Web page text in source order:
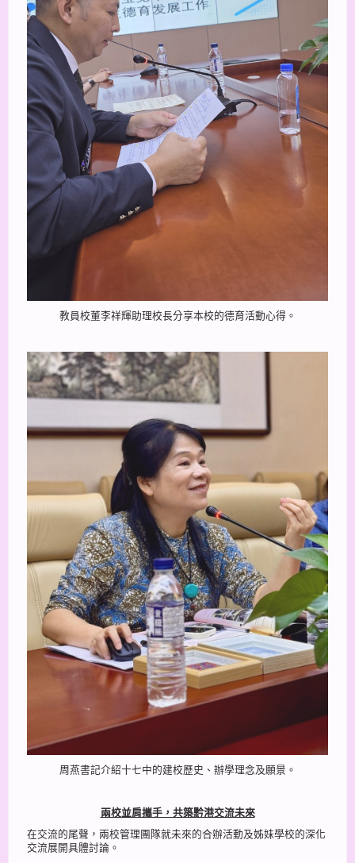
教員校董李祥輝助理校長分享本校的德育活動心得。
周燕書記介紹十七中的建校歷史、辦學理念及願景。
兩校並肩攜手，共築黔港交流未來
在交流的尾聲，兩校管理團隊就未來的合辦活動及姊妹學校的深化
交流展開具體討論。